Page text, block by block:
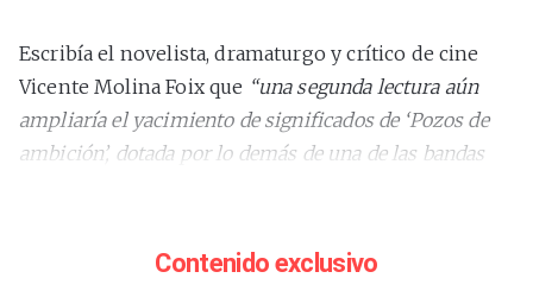
Escribía el novelista, dramaturgo y crítico de cine
Vicente Molina Foix que “una segunda lectura aún
ampliaría el yacimiento de significados de ‘Pozos de
ambición’, dotada por lo demás de una de las bandas
Greenwood, lejos de ilustrar, anticipa, (des)acompaña
Contenido exclusivo